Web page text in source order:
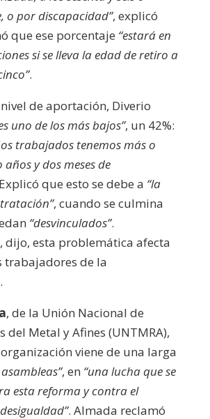
o por discapacidad”, explicó
que ese porcentaje “estará en
si se lleva la edad de retiro a
.
de aportación, Diverio
uno de los más bajos”, un 42%:
trabajados tenemos más o
y dos meses de
que esto se debe a “la
, cuando se culmina
“desvinculados”.
dijo, esta problemática afecta
trabajadores de la
, de la Unión Nacional de
del Metal y Afines (UNTMRA),
viene de una larga
asambleas”, en “una lucha que se
esta reforma y contra el
. Almada reclamó